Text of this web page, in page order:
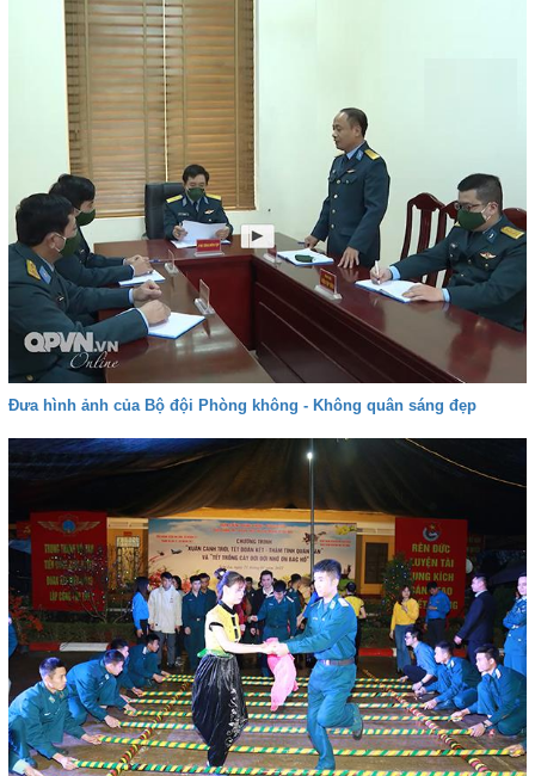
Đưa hình ảnh của Bộ đội Phòng không - Không quân sáng đẹp